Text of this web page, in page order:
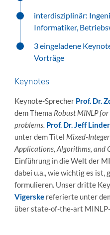
interdisziplinär:
Informatiker,
3 eingeladene
Vorträge
Keynotes
Keynote-Sprecher Prof. Dr.
dem Thema Robust MINLP
problems. Prof. Dr. Jeff
unter dem Titel Mixed-
Applications, Algorithms, and
Einführung in die Welt der
dabei u.a., wie wichtig es ist,
formulieren. Unser dritte
Vigerskereferierte unter
über state-of-the-art